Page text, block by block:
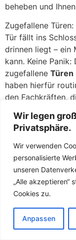
Wir legen
Privatsphäre.
Wir verwenden
personalisierte
unseren
„Alle akzeptieren“
Cookies zu.
Anpassen
beheben und
Zugefallene
Tür fällt ins
drinnen liegt – ein
kann. Keine
zugefallene Türen
haben hierfür
den Fachkräften,
Drahtschlingen
öffnen in
sein, wie schnell
Wohnung
Defekte
Schloss kann
sich nicht mehr
ist oder das